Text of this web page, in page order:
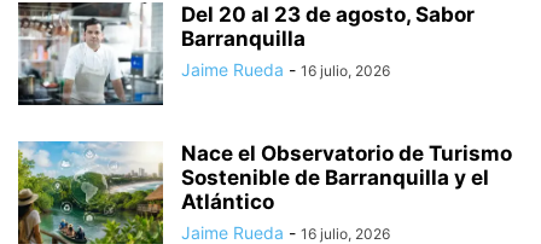
Del 20 al 23 de agosto, Sabor
Barranquilla
Jaime Rueda - 16 julio, 2026
Nace el Observatorio de Turismo
Sostenible de Barranquilla y el
Atlántico
Jaime Rueda - 16 julio, 2026